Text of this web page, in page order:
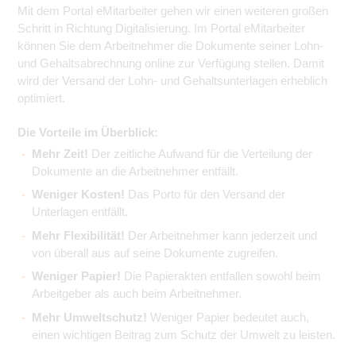
Mit dem Portal eMitarbeiter gehen wir einen weiteren großen
Schritt in Richtung Digitalisierung. Im Portal eMitarbeiter
können Sie dem Arbeitnehmer die Dokumente seiner Lohn-
und Gehaltsabrechnung online zur Verfügung stellen. Damit
wird der Versand der Lohn- und Gehaltsunterlagen erheblich
optimiert.
Die Vorteile im Überblick:
Mehr Zeit! Der zeitliche Aufwand für die Verteilung der
Dokumente an die Arbeitnehmer entfällt.
Weniger Kosten! Das Porto für den Versand der
Unterlagen entfällt.
Mehr Flexibilität! Der Arbeitnehmer kann jederzeit und
von überall aus auf seine Dokumente zugreifen.
Weniger Papier! Die Papierakten entfallen sowohl beim
Arbeitgeber als auch beim Arbeitnehmer.
Mehr Umweltschutz! Weniger Papier bedeutet auch,
einen wichtigen Beitrag zum Schutz der Umwelt zu leisten.